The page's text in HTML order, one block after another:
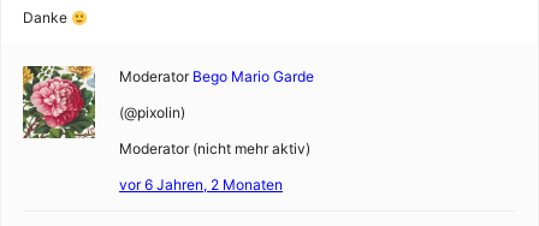
Danke
Moderator Bego Mario Garde
(@pixolin)
Moderator (nicht mehr aktiv)
vor 6 Jahren, 2 Monaten